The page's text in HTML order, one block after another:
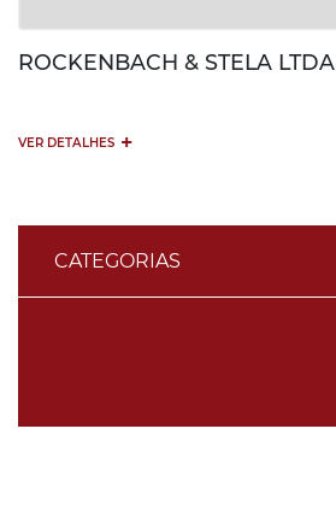
CATEGORIAS
ROCKENBACH & STELA LTDA
VER DETALHES +